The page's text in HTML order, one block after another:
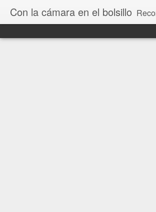
Con la cámara en el bolsillo Recorro Montevideo